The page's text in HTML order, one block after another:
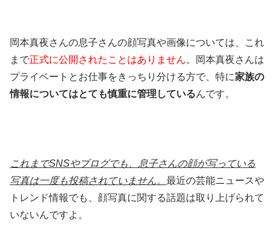
岡本真夜さんの息子さんの顔写真や画像については、これ
まで正式に公開されたことはありません。岡本真夜さんは
プライベートとお仕事をきっちり分ける方で、特に家族の
情報についてはとても慎重に管理しているんです。
これまでSNSやブログでも、息子さんの顔が写っている
写真は一度も投稿されていません。 最近の芸能ニュースや
トレンド情報でも、顔写真に関する話題は取り上げられて
いないんですよ。